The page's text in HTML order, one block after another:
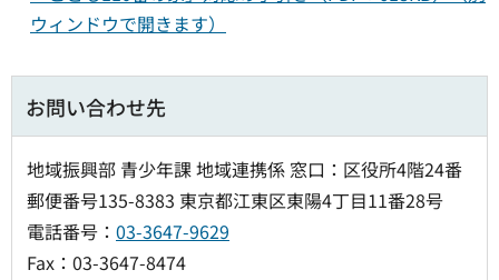
ウィンドウで開きます）
お問い合わせ先
地域振興部 青少年課 地域連携係 窓口：区役所4階24番
郵便番号135-8383 東京都江東区東陽4丁目11番28号
電話番号： 03-3647-9629
Fax：03-3647-8474